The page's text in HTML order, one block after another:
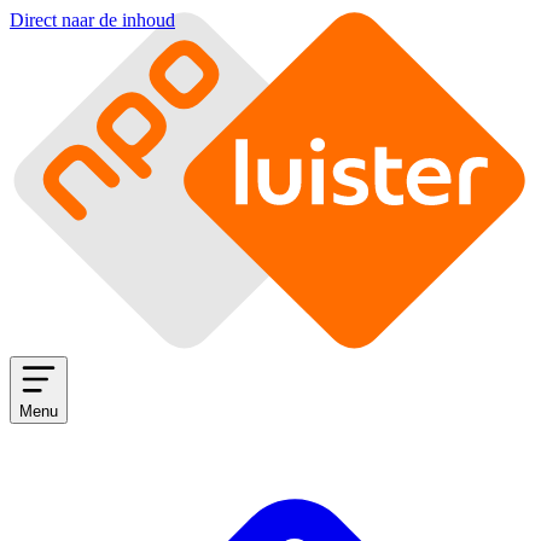
Direct naar de inhoud
Menu